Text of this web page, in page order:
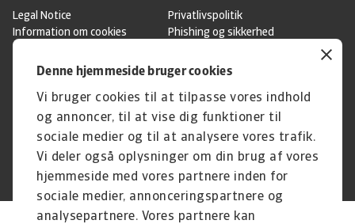
Denne hjemmeside bruger cookies
Vi bruger cookies til at tilpasse vores indhold
og annoncer, til at vise dig funktioner til
sociale medier og til at analysere vores trafik.
Vi deler også oplysninger om din brug af vores
hjemmeside med vores partnere inden for
sociale medier, annonceringspartnere og
analysepartnere. Vores partnere kan
Legal Notice
Privatlivspolitik
Information om cookies
Phishing og sikkerhed
Driftstatus
Databeskyttelsesforordningen
Karriere
Executive Brief
© Atradius N.V. 2004 -2026 A company of